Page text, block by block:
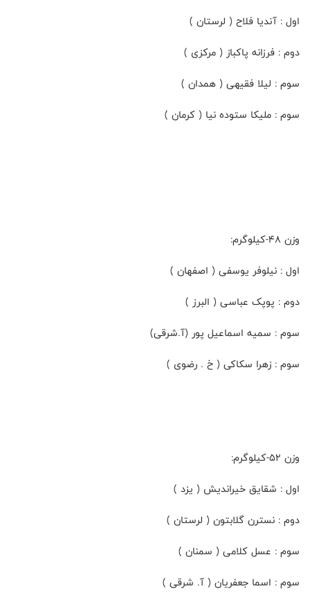
اول : آندیا فلاح ( لرستان )
دوم : فرزانه پاکباز ( مرکزی )
سوم : لیلا فقیهی ( همدان )
سوم : ملیکا ستوده نیا ( کرمان )
وزن ۴۸-کیلوگرم:
اول : نیلوفر یوسفی ( اصفهان )
دوم : پوپک عباسی ( البرز )
سوم : سمیه اسماعیل پور (آ.شرقی)
سوم : زهرا سکاکی ( خ . رضوی )
وزن ۵۲-کیلوگرم:
اول : شقایق خیراندیش ( یزد )
دوم : نسترن گلابتون ( لرستان )
سوم : عسل کلامی ( سمنان )
سوم : اسما جعفریان ( آ. شرقی )